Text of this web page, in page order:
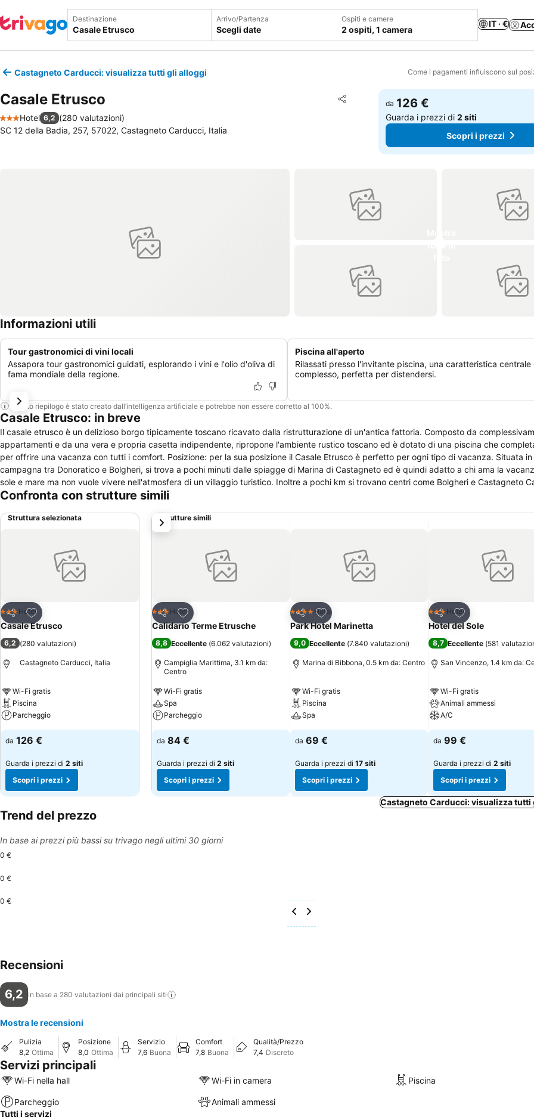
Destinazione Arrivo/Partenza
Scegli date
Ospiti e camere
2 ospiti, 1 camera
IT · €
Castagneto Carducci: visualizza tutti gli alloggi Come i pagamenti influiscono sul
Casale Etrusco Condividi
Aggiungi ai preferiti
3 Stelle
Hotel 6,2 (280 valutazioni)
SC 12 della Badia, 257, 57022, Castagneto Carducci, Italia
da 126 €
Guarda i prezzi di2 siti
Scopri i prezzi
Informazioni utili
Tour gastronomici di vini locali
Assapora tour gastronomici guidati, esplorando i vini e l'olio d'oliva di
fama mondiale della regione.
Piscina all'aperto
Rilassati presso l'invitante piscina, una caratteristica centrale
complesso, perfetta per distendersi.
Questo riepilogo è stato creato dall’intelligenza artificiale e potrebbe non essere corretto al 100%.
Casale Etrusco: in breve
Il casale etrusco è un delizioso borgo tipicamente toscano ricavato dalla ristrutturazione di un'antica fattoria. Composto da
appartamenti e da una vera e propria casetta indipendente, ripropone l'ambiente rustico toscano ed è dotato di una piscina che
per offrire una vacanza con tutti i comfort. Posizione: per la sua posizione il Casale Etrusco è perfetto per ogni tipo di vacanza. Situata in mezzo alla
campagna tra Donoratico e Bolgheri, si trova a pochi minuti dalle spiagge di Marina di Castagneto ed è quindi adatto a chi ama la
sole e mare ma non vuole vivere nell'atmosfera di un villaggio turistico. Inoltre a pochi km si trovano centri come Bolgheri e Castagneto
mete visitate da turisti che qui arrivano da ogni parte del mondo per gustare i rinomati vini abbinati alla cucina toscana e godere delle
amata da chi pratica il ciclismo.
Confronta con strutture simili
Struttura selezionata
Condividi
Aggiungi ai preferiti
3 StelleHotel
Casale Etrusco
6,2 (280 valutazioni)
Castagneto Carducci, Italia
Wi-Fi gratis
Piscina
Parcheggio
da 126 €
Guarda i prezzi di 2 siti
Scopri i prezzi
Strutture simili
Condividi
Aggiungi ai preferiti
3 StelleHotel
Calidario Terme Etrusche
8,8 Eccellente (6.062 valutazioni)
Campiglia Marittima, 3.1 km da:
Centro
Wi-Fi gratis
Spa
Parcheggio
da 84 €
Guarda i prezzi di 2 siti
Scopri i prezzi
Condividi
Aggiungi ai preferiti
4 StelleHotel
Park Hotel Marinetta
9,0 Eccellente (7.840 valutazioni)
Marina di Bibbona, 0.5 km da: Centro
Wi-Fi gratis
Piscina
Spa
da 69 €
Guarda i prezzi di 17 siti
Scopri i prezzi
Condividi
Aggiungi ai
3 StelleHotel
Hotel del Sole
8,7 Eccellente (581
San Vincenzo, 1.4 km da:
Wi-Fi gratis
Animali ammessi
A/C
da 99 €
Guarda i prezzi di 2 siti
Scopri i prezzi
successivo
Castagneto Carducci: visualizza tutti
Trend del prezzo
In base ai prezzi più bassi su trivago negli ultimi 30 giorni
0 €
0 €
0 €
Recensioni
6,2 in base a 280 valutazioni dai principali siti
Mostra le recensioni
Pulizia
8,2 Ottima
Posizione
8,0 Ottima
Servizio
7,6 Buona
Comfort
7,8 Buona
Qualità/Prezzo
7,4 Discreto
Servizi principali
Wi-Fi nella hall Wi-Fi in camera Piscina
Parcheggio
Animali ammessi
Tutti i servizi